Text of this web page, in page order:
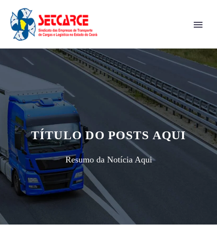
TÍTULO DO POSTS AQUI
Resumo da Notícia Aqui